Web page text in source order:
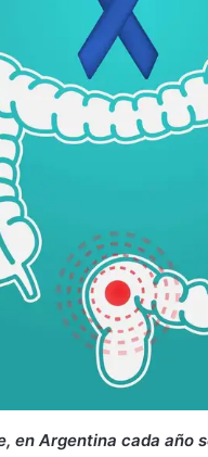
en Argentina cada año